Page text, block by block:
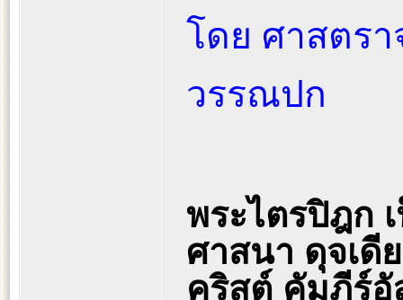
โดย ศาสตรา
วรรณปก
พระไตรปิฎก
ศาสนา ดุจเดี
คริสต์ คัมภีร์